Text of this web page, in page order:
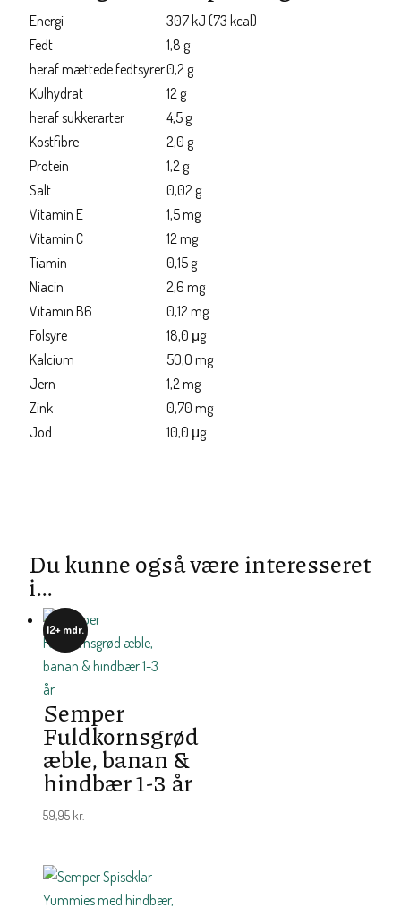
Energi
307 kJ (73 kcal)
Fedt
1,8 g
heraf mættede fedtsyrer0,2 g
Kulhydrat
12 g
heraf sukkerarter
4,5 g
Kostfibre
2,0 g
Protein
1,2 g
Salt
0,02 g
Vitamin E
1,5 mg
Vitamin C
12 mg
Tiamin
0,15 g
Niacin
2,6 mg
Vitamin B6
0,12 mg
Folsyre
18,0 μg
Kalcium
50,0 mg
Jern
1,2 mg
Zink
0,70 mg
Jod
10,0 μg
Du kunne også være interesseret
i…
12+ mdr.
Semper
Fuldkornsgrød
æble, banan &
hindbær 1-3 år
59,95 kr.